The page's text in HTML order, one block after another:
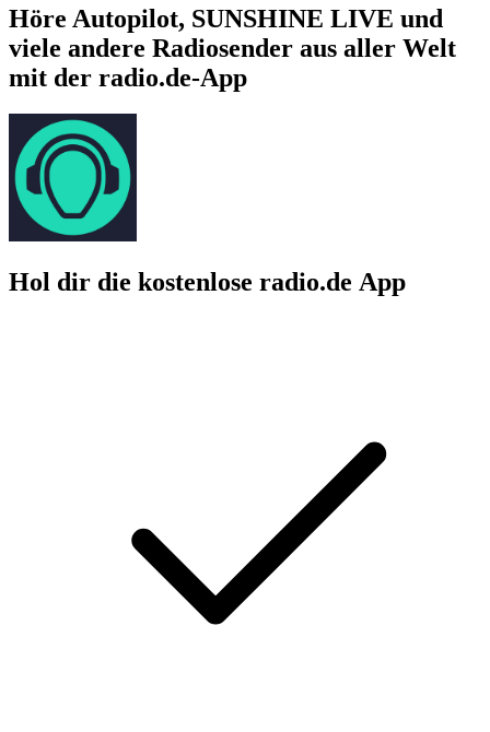
Höre Autopilot, SUNSHINE LIVE und
viele andere Radiosender aus aller Welt
mit der radio.de-App
Hol dir die kostenlose radio.de App